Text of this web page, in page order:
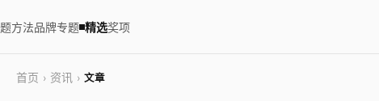
方法品牌专题 精选奖项
首页 › 资讯 › 文章